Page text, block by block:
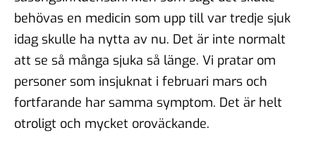
behövas en medicin som upp till var tredje sjuk
idag skulle ha nytta av nu. Det är inte normalt
att se så många sjuka så länge. Vi pratar om
personer som insjuknat i februari mars och
fortfarande har samma symptom. Det är helt
otroligt och mycket oroväckande.